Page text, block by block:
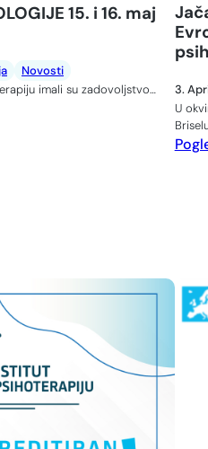
15. i 16. maj
Novosti
imali su zadovoljstvo…
3.
U